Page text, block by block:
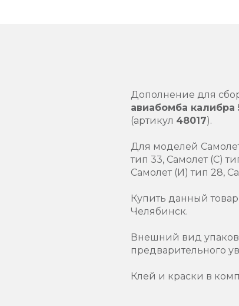
Дополнение для
авиабомба калибра
(артикул 48017).
Для моделей
тип 33, Самолет (С)
Самолет (И) тип 28,
Купить данный
Челябинск.
Внешний вид
предварительного
Клей и краски в